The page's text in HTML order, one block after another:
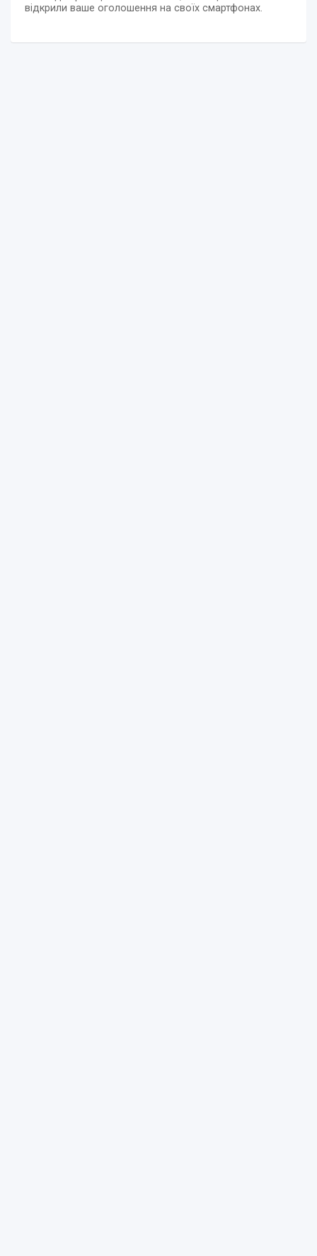
відкрили ваше оголошення на своїх смартфонах.